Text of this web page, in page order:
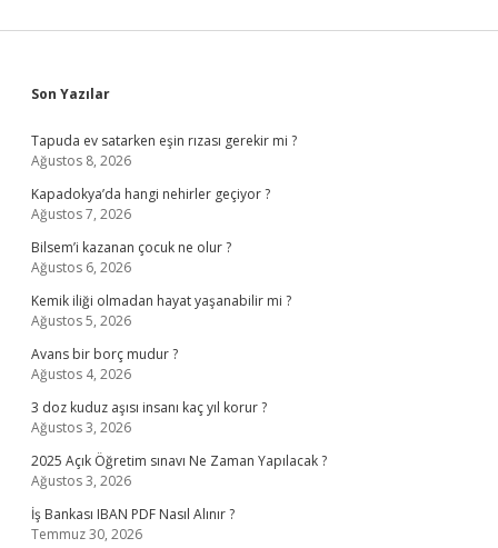
Sidebar
Son Yazılar
Tapuda ev satarken eşin rızası gerekir mi ?
Ağustos 8, 2026
Kapadokya’da hangi nehirler geçiyor ?
Ağustos 7, 2026
Bilsem’i kazanan çocuk ne olur ?
Ağustos 6, 2026
Kemik iliği olmadan hayat yaşanabilir mi ?
Ağustos 5, 2026
Avans bir borç mudur ?
Ağustos 4, 2026
3 doz kuduz aşısı insanı kaç yıl korur ?
Ağustos 3, 2026
2025 Açık Öğretim sınavı Ne Zaman Yapılacak ?
Ağustos 3, 2026
İş Bankası IBAN PDF Nasıl Alınır ?
Temmuz 30, 2026